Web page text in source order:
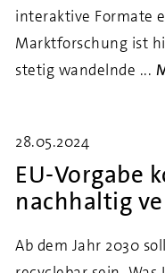
interaktive Formate
Marktforschung ist
stetig wandelnde ...
28.05.2024
EU-Vorgabe
nachhaltig
Ab dem Jahr 2030